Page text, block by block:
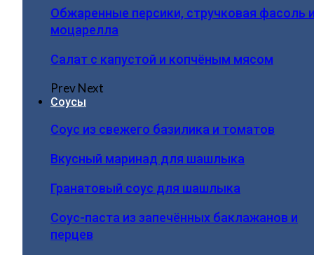
Обжаренные персики, стручковая фасоль
моцарелла
Салат с капустой и копчёным мясом
PrevNext
Соусы
Соус из свежего базилика и томатов
Вкусный маринад для шашлыка
Гранатовый соус для шашлыка
Соус-паста из запечённых баклажанов и
перцев